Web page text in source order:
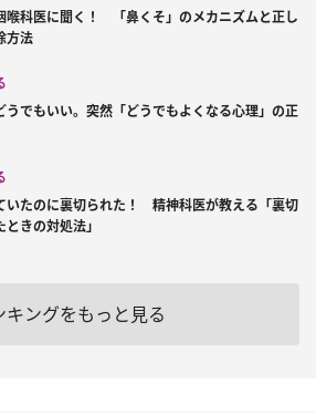
喉科医に聞く！ 「鼻くそ」のメカニズムと正し
方法
うでもいい。突然「どうでもよくなる心理」の正
いたのに裏切られた！ 精神科医が教える「裏切
ときの対処法」
キングをもっと見る